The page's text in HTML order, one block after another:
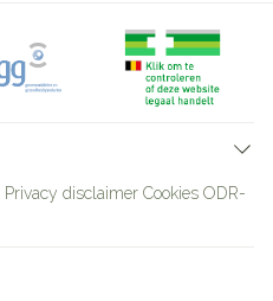
Privacy disclaimer Cookies ODR-